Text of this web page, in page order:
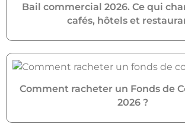
Bail commercial 2026. Ce qui
cafés, hôtels et
Comment racheter un Fonds de
2026 ?